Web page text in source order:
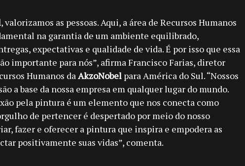
, valorizamos as pessoas. Aqui, a área de Recursos Humanos
na garantia de um ambiente equilibrado,
expectativas e qualidade de vida. É por isso que essa
importante para nós”, afirma Francisco Farias, diretor
Humanos daAkzoNobelpara América do Sul. “Nossos
a base da nossa empresa em qualquer lugar do mundo.
pela pintura é um elemento que nos conecta como
de pertencer é despertado por meio do nosso
fazer e oferecer a pintura que inspira e empodera as
positivamente suas vidas”, comenta.